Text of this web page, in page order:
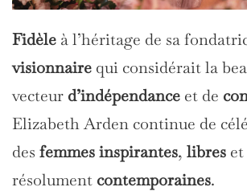
Fidèle à l’héritage de sa
visionnaire qui considérait la
vecteur d’indépendance et de
Elizabeth Arden continue de
des femmes inspirantes, libres et
résolument contemporaines.